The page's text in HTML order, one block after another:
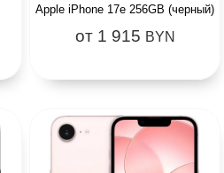
Apple iPhone 17e 256GB (черный)
от 1 915 BYN